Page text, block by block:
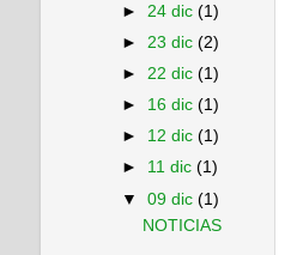
► 24 dic(1)
► 23 dic(2)
►22 dic(1)
► 16 dic(1)
► 12 dic(1)
► 11 dic(1)
▼09 dic(1)
NOTICIAS